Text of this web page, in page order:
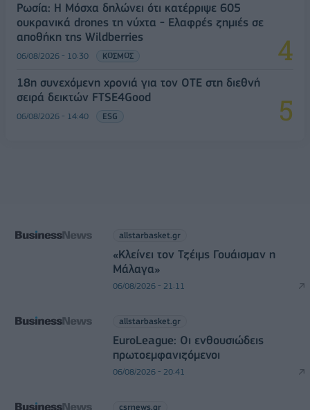
Ρωσία: Η Μόσχα δηλώνει ότι κατέρριψε 605
ουκρανικά drones τη νύχτα - Ελαφρές ζημιές σε
αποθήκη της Wildberries
06/08/2026 - 10:30 ΚΟΣΜΟΣ
18η συνεχόμενη χρονιά για τον ΟΤΕ στη διεθνή
σειρά δεικτών FTSE4Good
06/08/2026 - 14:40 ESG
allstarbasket.gr
«Κλείνει τον Τζέιμς Γουάισμαν η
Μάλαγα»
06/08/2026 - 21:11
allstarbasket.gr
EuroLeague: Οι ενθουσιώδεις
πρωτοεμφανιζόμενοι
06/08/2026 - 20:41
csrnews.gr